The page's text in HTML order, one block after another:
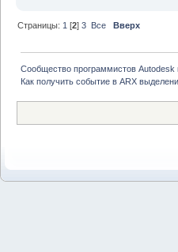
Страницы: 1 [2]3 Все Вверх
Сообщество программистов
Как получить событие в ARX